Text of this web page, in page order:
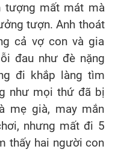
tượng mất mát mà
tượn. Anh thoát
cả vợ con và gia
đau như đè nặng
đi khắp làng tìm
như mọi thứ đã bị
mẹ già, may mắn
nhưng mất đi 5
thấy hai người con